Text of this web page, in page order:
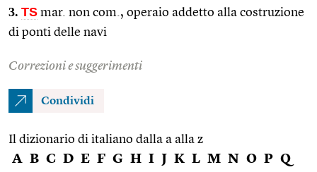
3. TS mar. non com., operaio addetto alla costruzione
di ponti delle navi
Correzioni e suggerimenti
Condividi
Il dizionario di italiano dalla a alla z
A B C D E F G H I J K L M N O P Q